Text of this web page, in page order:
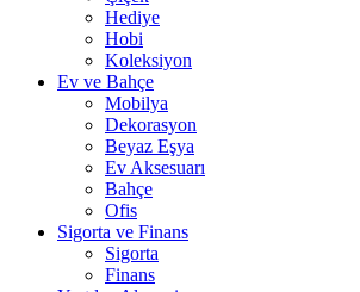
Hediye
Hobi
Koleksiyon
Ev ve Bahçe
Mobilya
Dekorasyon
Beyaz Eşya
Ev Aksesuarı
Bahçe
Ofis
Sigorta ve Finans
Sigorta
Finans